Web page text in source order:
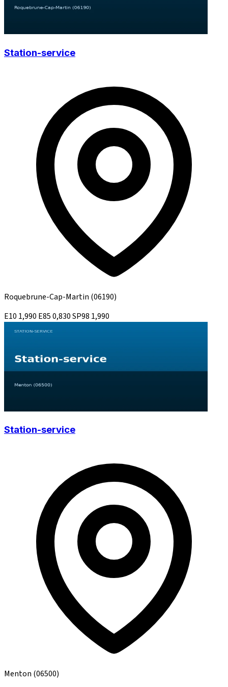
Station-service
Roquebrune-Cap-Martin (06190)
E10 1,990 E850,830SP98 1,990
Station-service
Menton (06500)